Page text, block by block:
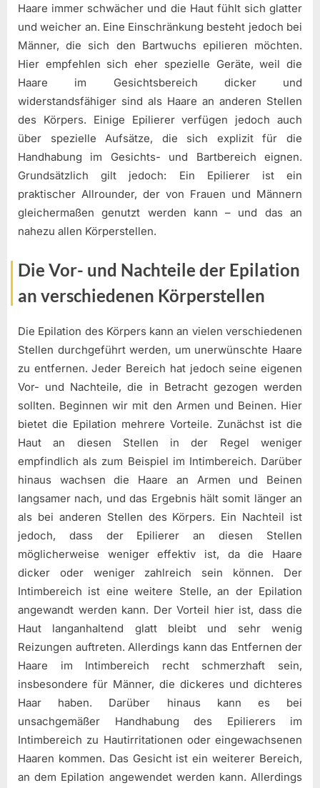
Haare immer schwächer und die Haut fühlt sich glatter
und weicher an. Eine Einschränkung besteht jedoch bei
Männer, die sich den Bartwuchs epilieren möchten.
Hier empfehlen sich eher spezielle Geräte, weil die
Haare im Gesichtsbereich dicker und
widerstandsfähiger sind als Haare an anderen Stellen
des Körpers. Einige Epilierer verfügen jedoch auch
über spezielle Aufsätze, die sich explizit für die
Handhabung im Gesichts- und Bartbereich eignen.
Grundsätzlich gilt jedoch: Ein Epilierer ist ein
praktischer Allrounder, der von Frauen und Männern
gleichermaßen genutzt werden kann – und das an
nahezu allen Körperstellen.
Die Vor- und Nachteile der Epilation
an verschiedenen Körperstellen
Die Epilation des Körpers kann an vielen verschiedenen
Stellen durchgeführt werden, um unerwünschte Haare
zu entfernen. Jeder Bereich hat jedoch seine eigenen
Vor- und Nachteile, die in Betracht gezogen werden
sollten. Beginnen wir mit den Armen und Beinen. Hier
bietet die Epilation mehrere Vorteile. Zunächst ist die
Haut an diesen Stellen in der Regel weniger
empfindlich als zum Beispiel im Intimbereich. Darüber
hinaus wachsen die Haare an Armen und Beinen
langsamer nach, und das Ergebnis hält somit länger an
als bei anderen Stellen des Körpers. Ein Nachteil ist
jedoch, dass der Epilierer an diesen Stellen
möglicherweise weniger effektiv ist, da die Haare
dicker oder weniger zahlreich sein können. Der
Intimbereich ist eine weitere Stelle, an der Epilation
angewandt werden kann. Der Vorteil hier ist, dass die
Haut langanhaltend glatt bleibt und sehr wenig
Reizungen auftreten. Allerdings kann das Entfernen der
Haare im Intimbereich recht schmerzhaft sein,
insbesondere für Männer, die dickeres und dichteres
Haar haben. Darüber hinaus kann es bei
unsachgemäßer Handhabung des Epilierers im
Intimbereich zu Hautirritationen oder eingewachsenen
Haaren kommen. Das Gesicht ist ein weiterer Bereich,
an dem Epilation angewendet werden kann. Allerdings